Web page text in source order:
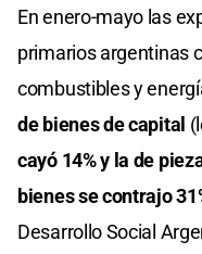
En enero-mayo las
primarios argentinas
combustibles y
de bienes de capital
cayó 14% y la de
bienes se contrajo
Desarrollo Social